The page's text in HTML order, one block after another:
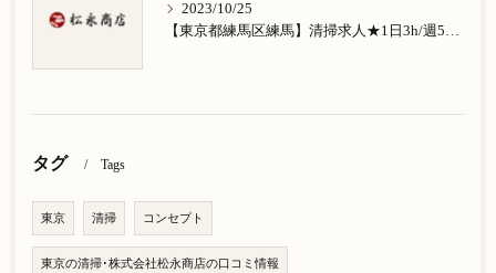
2023/10/25
【東京都練馬区練馬】清掃求人★1日3h/週5日/祝日お休み★南大泉在住の方歓迎
タグ Tags
東京 清掃 コンセプト
東京の清掃･株式会社松永商店の口コミ情報